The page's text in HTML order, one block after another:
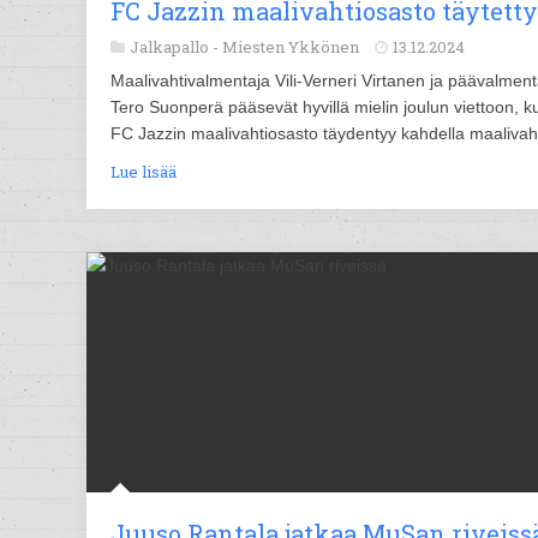
FC Jazzin maalivahtiosasto täytetty
Jalkapallo - Miesten Ykkönen 13.12.2024
Maalivahtivalmentaja Vili-Verneri Virtanen ja
Tero Suonperä pääsevät hyvillä mielin joulun viettoon,
FC Jazzin maalivahtiosasto täydentyy kahdella
Lue lisää